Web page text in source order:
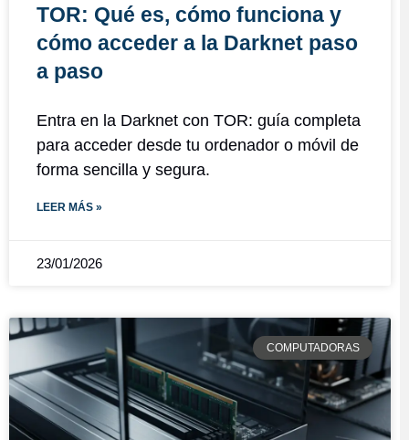
TOR: Qué es, cómo funciona y
cómo acceder a la Darknet paso
a paso
Entra en la Darknet con TOR: guía completa
para acceder desde tu ordenador o móvil de
forma sencilla y segura.
LEER MÁS »
23/01/2026
COMPUTADORAS